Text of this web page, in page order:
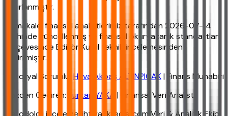
hazırlanmıştır.
Bu makale, finansal analistlerimiz tarafından 2026-07-14
tarihinde güncellenmiş ve finansal okuryazarlık standartları
çerçevesinde Editör Kurul teknik incelemesinden
geçirilmiştir.
Editoryal Sorumlu: Hava Akbaş ALTINPIÇAK| Finans Muhabiri
Gözden Geçiren:
Furkan YAKA | Finansal Veri Analisti
Metodoloji inceleme: ihtiyackredisi.com Veri & Analitik Ekibi